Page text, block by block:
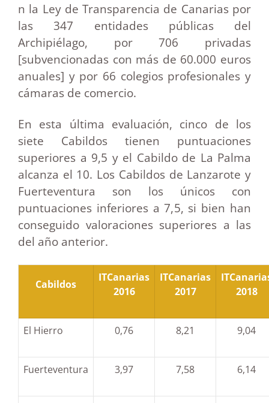
n la Ley de Transparencia de Canarias por
las 347 entidades públicas del
Archipiélago, por 706 privadas
[subvencionadas con más de 60.000 euros
anuales] y por 66 colegios profesionales y
cámaras de comercio.
En esta última evaluación, cinco de los
siete Cabildos tienen puntuaciones
superiores a 9,5 y el Cabildo de La Palma
alcanza el 10. Los Cabildos de Lanzarote y
Fuerteventura son los únicos con
puntuaciones inferiores a 7,5, si bien han
conseguido valoraciones superiores a las
del año anterior.
Cabildos
ITCanarias
2016
ITCanarias
2017
2018
El Hierro 0,76 8,21 9,04
Fuerteventura 3,97 7,58 6,14